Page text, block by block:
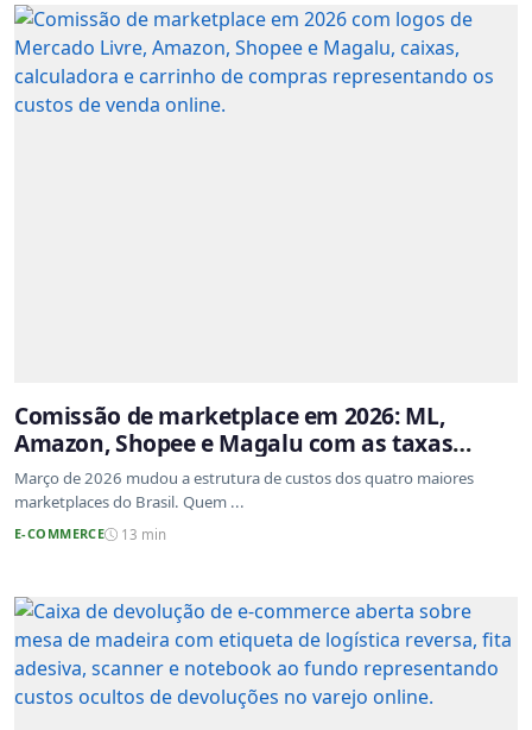
Comissão de marketplace em 2026: ML,
Amazon, Shopee e Magalu com as taxas
atualizadas
Março de 2026 mudou a estrutura de custos dos quatro maiores
marketplaces do Brasil. Quem ...
E-COMMERCE 13 min